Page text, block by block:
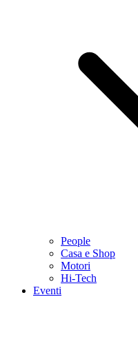
People
Casa e Shop
Motori
Hi-Tech
Eventi